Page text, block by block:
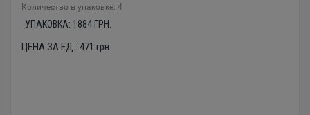
Количество в упаковке: 4
УПАКОВКА: 1884 ГРН.
ЦЕНА ЗА ЕД.: 471 грн.